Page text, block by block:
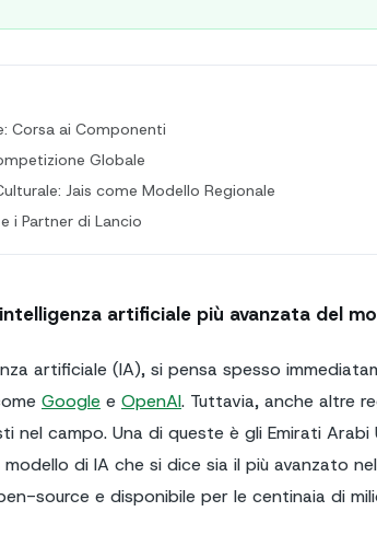
Corsa ai Componenti
Globale
Jais come Modello Regionale
i Partner di Lancio
artificiale più avanzata del
artificiale (IA), si pensa spesso
Google e OpenAI. Tuttavia, anche altre
nel campo. Una di queste è gli Emirati Arabi
di IA che si dice sia il più avanzato
source e disponibile per le centinaia di